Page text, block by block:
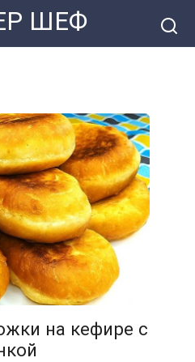
ШЕФ
на кефире с